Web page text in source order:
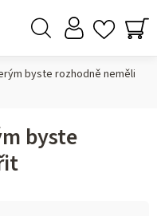
byste rozhodně neměli
byste